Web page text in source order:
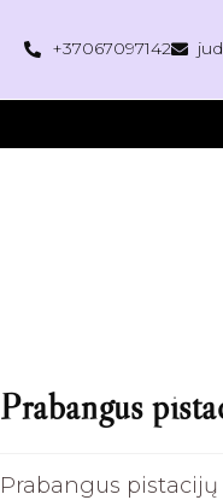
+37067097142
Prabangus
Prabangus